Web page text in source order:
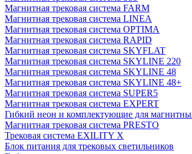
Магнитная трековая система FARM
Магнитная трековая система LINEA
Магнитная трековая система OPTIMA
Магнитная трековая система RAPID
Магнитная трековая система SKYFLAT
Магнитная трековая система SKYLINE 220
Магнитная трековая система SKYLINE 48
Магнитная трековая система SKYLINE 48+
Магнитная трековая система SUPER5
Магнитная трековая система EXPERT
Гибкий неон и комплектующие для
Магнитная трековая система PRESTO
Трековая система EXILITY X
Блок питания для трековых светильников